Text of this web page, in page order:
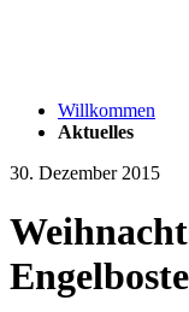
Willkommen
Aktuelles
30. Dezember 2015